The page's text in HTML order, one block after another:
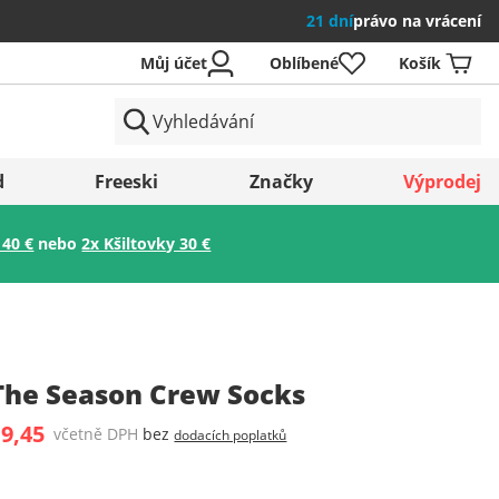
21 dníprávo na vrácení
Uložit
Můj účet Oblíbené Košík
Freeski Značky Výprodej
€ nebo2x Kšiltovky 30 €
Season Crew Socks
včetně DPH bezdodacích poplatků